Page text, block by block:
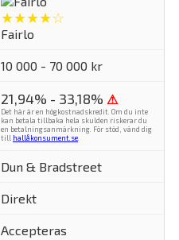
★★★★☆
Fairlo
10 000 - 70 000 kr
21,94% - 33,18% ⚠
Det här är en högkostnadskredit. Om du inte
kan betala tillbaka hela skulden riskerar du
en betalningsanmärkning. För stöd, vänd dig
till hallåkonsument.se
Dun & Bradstreet
Direkt
Accepteras